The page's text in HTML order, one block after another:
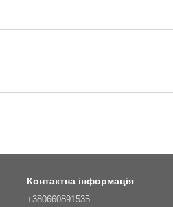
Контактна інформація
+380660891535